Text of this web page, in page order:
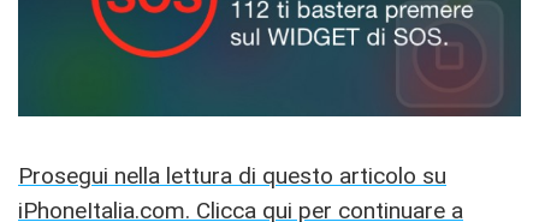
Prosegui nella lettura di questo articolo su
iPhoneItalia.com. Clicca qui per continuare a